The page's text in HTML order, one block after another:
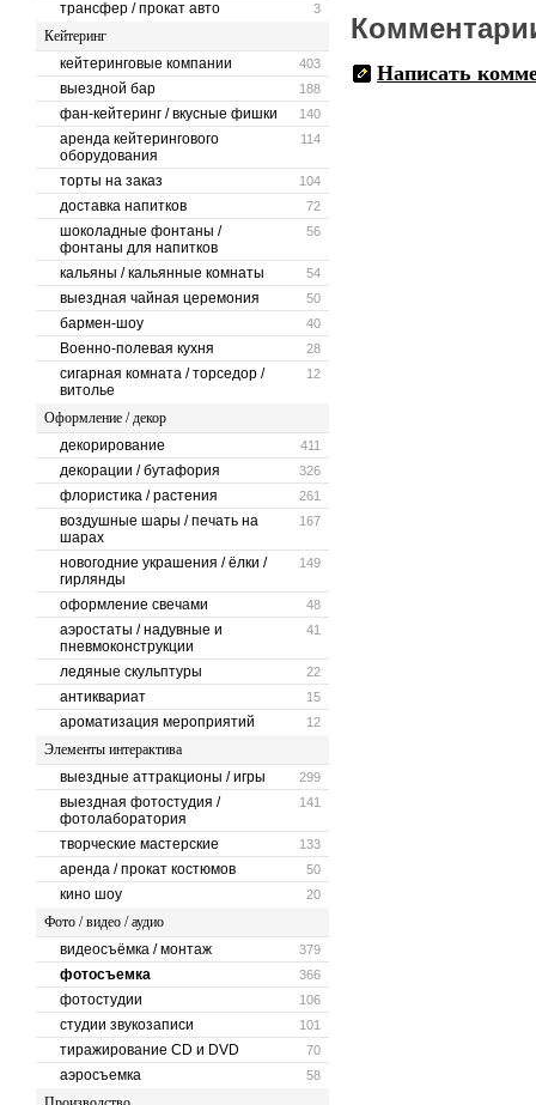
3
трансфер / прокат авто
Кейтеринг
403
кейтеринговые компании
188
выездной бар
140
фан-кейтеринг / вкусные фишки
114
аренда кейтерингового
оборудования
104
торты на заказ
72
доставка напитков
56
шоколадные фонтаны /
фонтаны для напитков
54
кальяны / кальянные комнаты
50
выездная чайная церемония
40
бармен-шоу
28
Военно-полевая кухня
12
сигарная комната / торседор /
витолье
Оформление / декор
411
декорирование
326
декорации / бутафория
261
флористика / растения
167
воздушные шары / печать на
шарах
149
новогодние украшения / ёлки /
гирлянды
48
оформление свечами
41
аэростаты / надувные и
пневмоконструкции
22
ледяные скульптуры
15
антиквариат
12
ароматизация мероприятий
Элементы интерактива
299
выездные аттракционы / игры
141
выездная фотостудия /
фотолаборатория
133
творческие мастерские
50
аренда / прокат костюмов
20
кино шоу
Фото / видео / аудио
379
видеосъёмка / монтаж
366
фотосъемка
106
фотостудии
101
студии звукозаписи
70
тиражирование CD и DVD
58
аэросъемка
все обработанные фото
фотоальбомом через 1-1,5
К любому из вариантов
Все наши клиенты
Написать